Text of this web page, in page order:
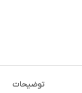
توضیحات